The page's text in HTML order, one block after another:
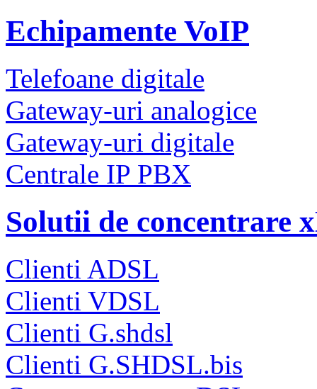
Echipamente VoIP
Telefoane digitale
Gateway-uri analogice
Gateway-uri digitale
Centrale IP PBX
Solutii de concentrare
Clienti ADSL
Clienti VDSL
Clienti G.shdsl
Clienti G.SHDSL.bis